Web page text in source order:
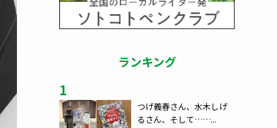
ランキング
1
つげ義春さん、水木しげ
るさん、そして……...